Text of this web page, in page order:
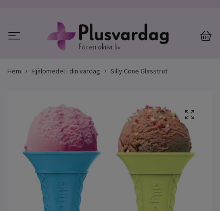
Hem Hjälpmedel i din vardag Silly Cone Glasstrut